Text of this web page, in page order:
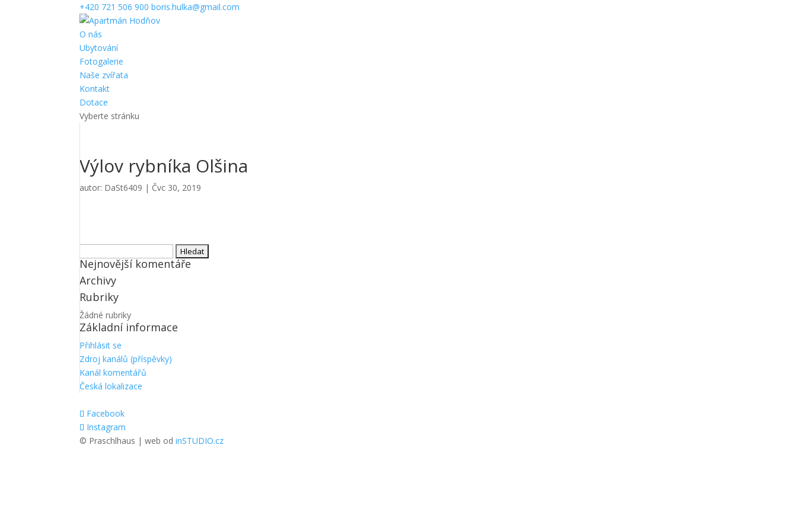
+420 721 506 900 boris.hulka@gmail.com
O nás
Ubytování
Fotogalerie
Naše zvířata
Kontakt
Dotace
Vyberte stránku
Výlov rybníka Olšina
autor: DaSt6409 | Čvc 30, 2019
Nejnovější komentáře
Archivy
Rubriky
Žádné rubriky
Základní informace
Přihlásit se
Zdroj kanálů (příspěvky)
Kanál komentářů
Česká lokalizace
Facebook
Instagram
© Praschlhaus | web odinSTUDIO.cz